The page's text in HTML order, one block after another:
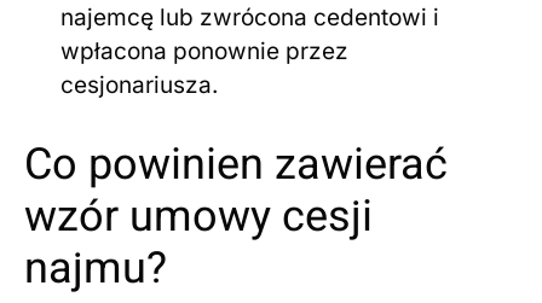
najemcę lub zwrócona cedentowi i
wpłacona ponownie przez
cesjonariusza.
Co powinien zawierać
wzór umowy cesji
najmu?